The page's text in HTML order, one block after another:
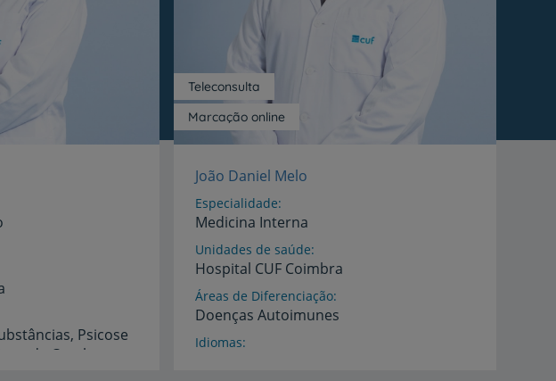
Psicose
e de Casal,
Marcação online
Teleconsulta
João Daniel Melo
Especialidade
Medicina Interna
Unidades de saúde
Hospital CUF Coimbra
Áreas de Diferenciação
Doenças Autoimunes
Idiomas